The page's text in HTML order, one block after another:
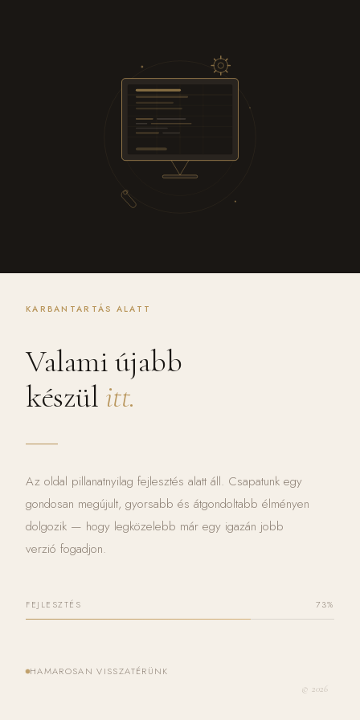
KARBANTARTÁS ALATT
Valami újabb
készül itt.
Az oldal pillanatnyilag fejlesztés alatt áll. Csapatunk egy
gondosan megújult, gyorsabb és átgondoltabb élményen
dolgozik — hogy legközelebb már egy igazán jobb
verzió fogadjon.
FEJLESZTÉS 73%
HAMAROSAN VISSZATÉRÜNK
© 2026